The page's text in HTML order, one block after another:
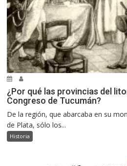
¿Por qué las provincias del
Congreso de Tucumán?
De la región, que abarcaba en su
de Plata, sólo los...
Historia